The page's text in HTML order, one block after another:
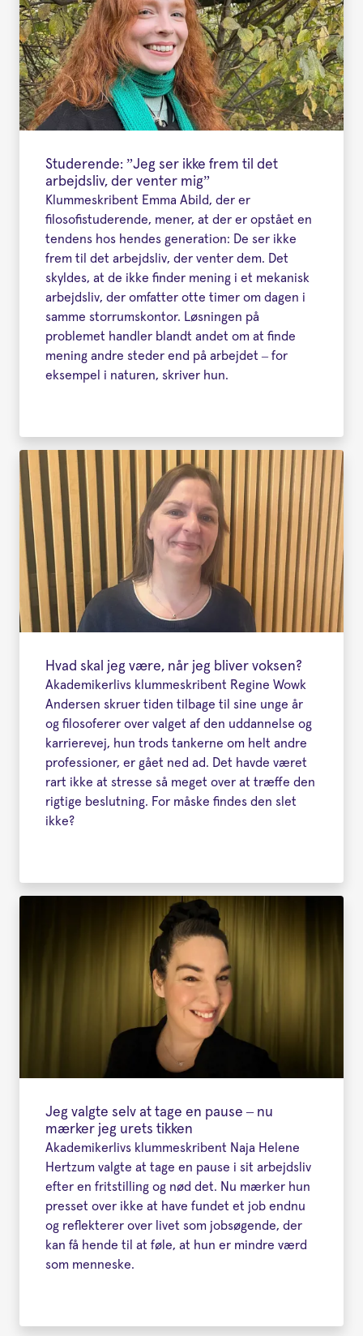
Studerende: ”Jeg ser ikke frem til det
arbejdsliv, der venter mig”
Klummeskribent Emma Abild, der er
filosofistuderende, mener, at der er opstået en
tendens hos hendes generation: De ser ikke
frem til det arbejdsliv, der venter dem. Det
skyldes, at de ikke finder mening i et mekanisk
arbejdsliv, der omfatter otte timer om dagen i
samme storrumskontor. Løsningen på
problemet handler blandt andet om at finde
mening andre steder end på arbejdet – for
eksempel i naturen, skriver hun.
Hvad skal jeg være, når jeg bliver voksen?
Akademikerlivs klummeskribent Regine Wowk
Andersen skruer tiden tilbage til sine unge år
og filosoferer over valget af den uddannelse og
karrierevej, hun trods tankerne om helt andre
professioner, er gået ned ad. Det havde været
rart ikke at stresse så meget over at træffe den
rigtige beslutning. For måske findes den slet
ikke?
Jeg valgte selv at tage en pause – nu
mærker jeg urets tikken
Akademikerlivs klummeskribent Naja Helene
Hertzum valgte at tage en pause i sit arbejdsliv
efter en fritstilling og nød det. Nu mærker hun
presset over ikke at have fundet et job endnu
og reflekterer over livet som jobsøgende, der
kan få hende til at føle, at hun er mindre værd
som menneske.